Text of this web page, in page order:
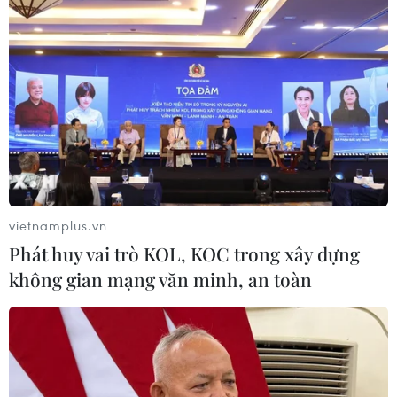
Theo dõi VietnamPlus
TIN LIÊN QUAN
vietnamplus.vn
Phát huy vai trò KOL, KOC trong xây dựng
không gian mạng văn minh, an toàn